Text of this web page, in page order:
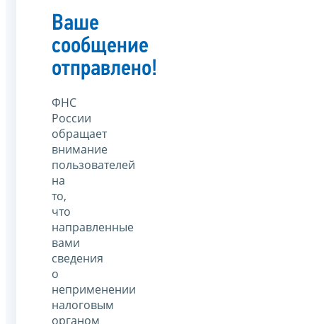
Ваше
сообщение
отправлено!
ФНС
России
обращает
внимание
пользователей
на
то,
что
направленные
вами
сведения
о
неприменении
налоговым
органом